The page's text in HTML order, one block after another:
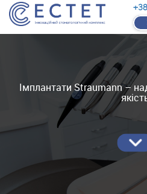
Імплантати Straumann –